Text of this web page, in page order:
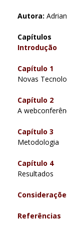
Autora:
Capítulos
Introdução
Capítulo 1
Novas
Capítulo 2
A
Capítulo 3
Metodologia
Capítulo 4
Resultados
Referências